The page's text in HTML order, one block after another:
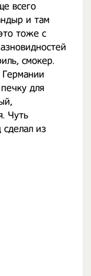
всего
и там
тоже с
смокер.
для
Чуть
из